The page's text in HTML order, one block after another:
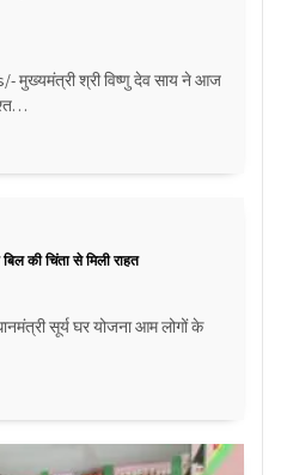
मुख्यमंत्री श्री विष्णु देव साय ने आज
की चिंता से मिली राहत
सूर्य घर योजना आम लोगों के